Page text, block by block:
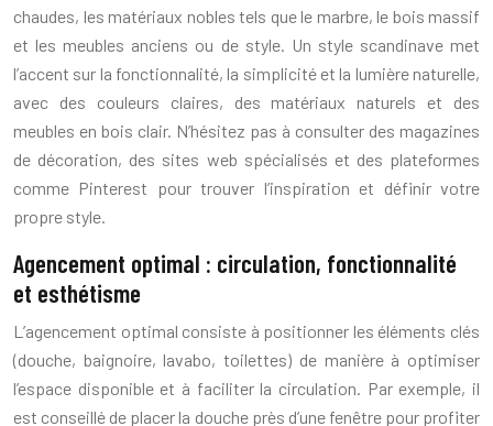
chaudes, les matériaux nobles tels que le marbre, le bois massif
et les meubles anciens ou de style. Un style scandinave met
l’accent sur la fonctionnalité, la simplicité et la lumière naturelle,
avec des couleurs claires, des matériaux naturels et des
meubles en bois clair. N’hésitez pas à consulter des magazines
de décoration, des sites web spécialisés et des plateformes
comme Pinterest pour trouver l’inspiration et définir votre
propre style.
Agencement optimal : circulation, fonctionnalité
et esthétisme
L’agencement optimal consiste à positionner les éléments clés
(douche, baignoire, lavabo, toilettes) de manière à optimiser
l’espace disponible et à faciliter la circulation. Par exemple, il
est conseillé de placer la douche près d’une fenêtre pour profiter